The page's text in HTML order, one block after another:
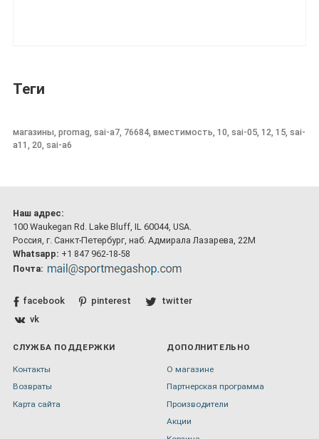
Теги
магазины, promag, sai-a7, 76684, вместимость, 10, sai-05, 12, 15, sai-
a11, 20, sai-a6
Наш адрес:
100 Waukegan Rd. Lake Bluff, IL 60044, USA.
Россия, г. Санкт-Петербург, наб. Адмирала Лазарева, 22М
Whatsapp: +1 847 962-18-58
Почта:
facebook pinterest
twitter
vk
СЛУЖБА ПОДДЕРЖКИ
Контакты
Возвраты
Карта сайта
ДОПОЛНИТЕЛЬНО
О магазине
Партнерская программа
Производители
Акции